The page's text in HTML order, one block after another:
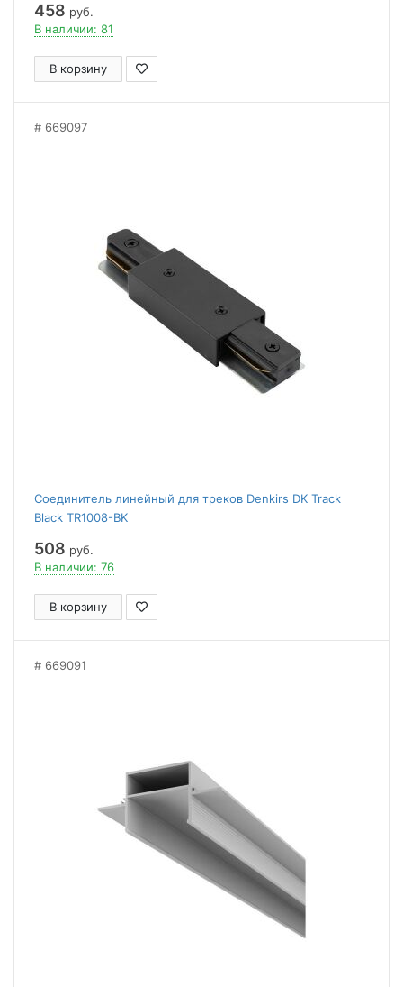
458 руб.
В наличии: 81
В корзину
669097
Соединитель линейный для треков Denkirs DK Track
Black TR1008-BK
508 руб.
В наличии: 76
В корзину
669091